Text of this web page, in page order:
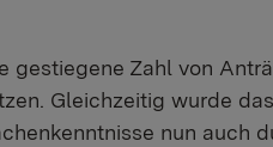
gestiegene Zahl von
Gleichzeitig wurde
nun auch